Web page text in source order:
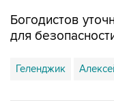
Богодистов
для
Геленджик